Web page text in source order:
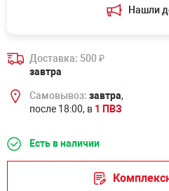
Нашли
Доставка: 500₽
завтра
Самовывоз: завтра,
после 18:00, в 1 ПВЗ
Есть в наличии